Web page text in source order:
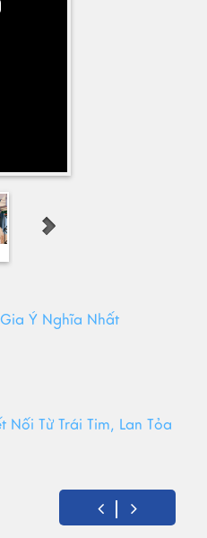
Ý Nghĩa Nhất
Nối Từ Trái Tim, Lan Tỏa